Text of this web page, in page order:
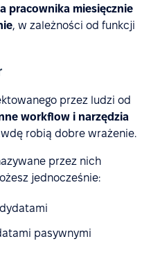
pracownika miesięcznie
, w zależności od funkcji
przez ludzi od
workflow i narzędzia
robią dobre wrażenie.
przez nich
jednocześnie:
pasywnymi